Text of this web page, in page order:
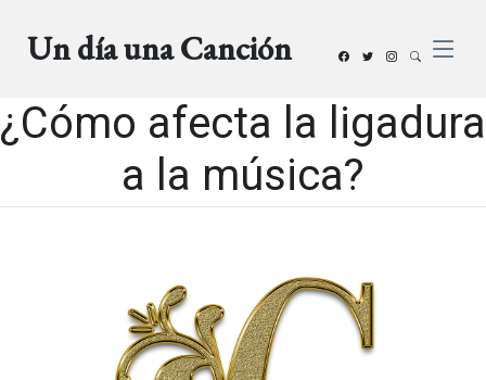
Un día una Canción
¿Cómo afecta la ligadura
a la música?